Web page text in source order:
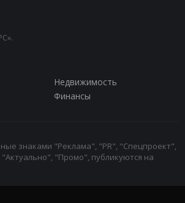
Недвижимость
Финансы
знаками "Реклама", "PR", "Спецпроект",
"Промо", публикуются на